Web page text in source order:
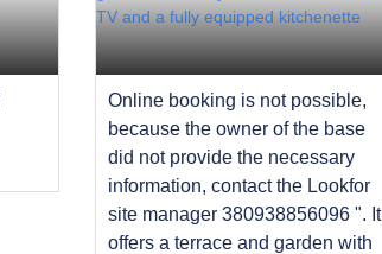
Online booking is not possible,
because the owner of the base
did not provide the necessary
information, contact the Lookfor
site manager 380938856096 ". It
offers a terrace and garden with